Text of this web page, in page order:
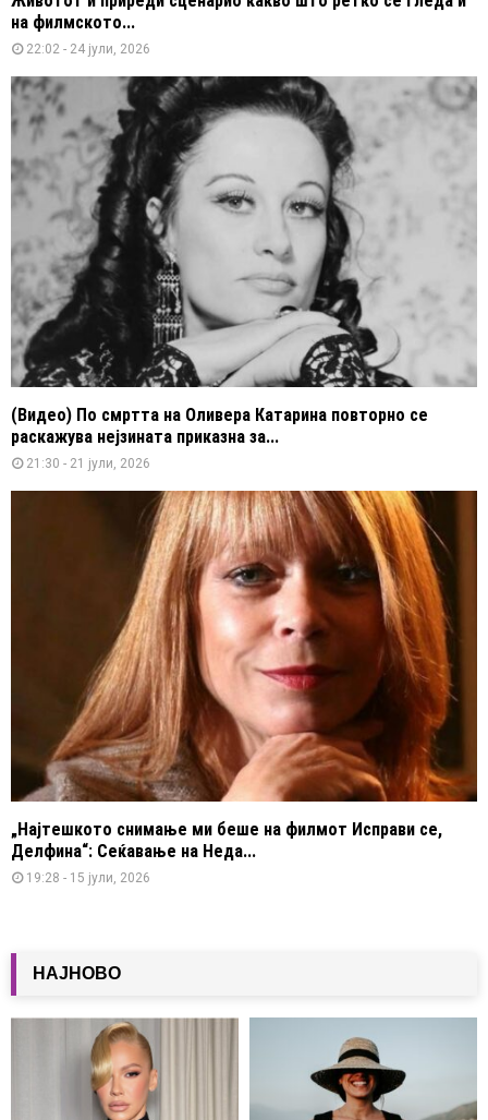
на филмското...
22:02 - 24 јули, 2026
(Видео) По смртта на Оливера Катарина повторно се
раскажува нејзината приказна за...
21:30 - 21 јули, 2026
„Најтешкото снимање ми беше на филмот Исправи се,
Делфина“: Сеќавање на Неда...
19:28 - 15 јули, 2026
НАЈНОВО